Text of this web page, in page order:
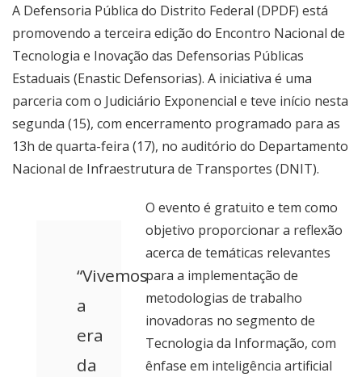
A Defensoria Pública do Distrito Federal (DPDF) está
promovendo a terceira edição do Encontro Nacional de
Tecnologia e Inovação das Defensorias Públicas
Estaduais (Enastic Defensorias). A iniciativa é uma
parceria com o Judiciário Exponencial e teve início nesta
segunda (15), com encerramento programado para as
13h de quarta-feira (17), no auditório do Departamento
Nacional de Infraestrutura de Transportes (DNIT).
“Vivemos
a
era
da
O evento é gratuito e tem como
objetivo proporcionar a reflexão
acerca de temáticas relevantes
para a implementação de
metodologias de trabalho
inovadoras no segmento de
Tecnologia da Informação, com
ênfase em inteligência artificial